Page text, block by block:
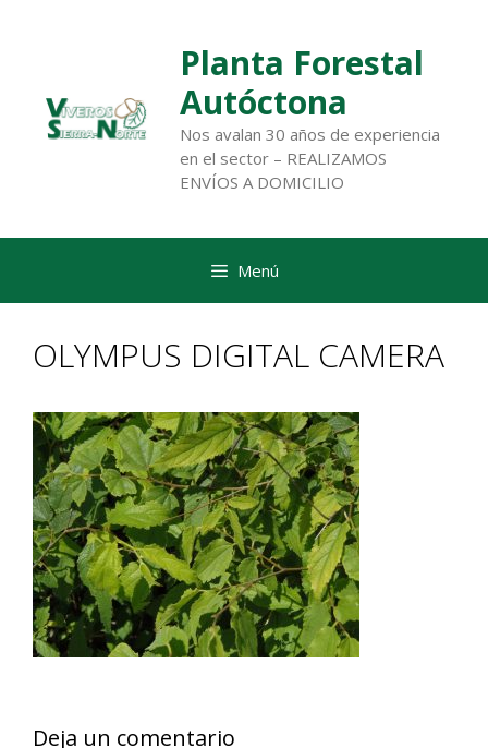
Planta Forestal
Autóctona
Nos avalan 30 años de experiencia
en el sector – REALIZAMOS
ENVÍOS A DOMICILIO
Menú
OLYMPUS DIGITAL CAMERA
Deja un comentario